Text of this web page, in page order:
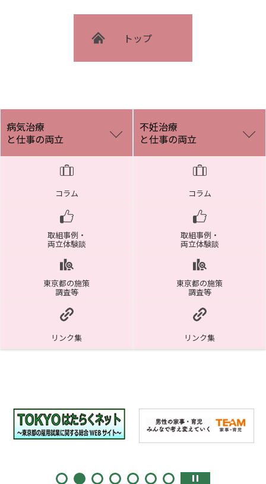
トップ
病気治療
と仕事の両立
コラム
取組事例・
両立体験談
東京都の施策
調査等
リンク集
不妊治療
と仕事の両立
コラム
取組事例・
両立体験談
東京都の施策
調査等
リンク集